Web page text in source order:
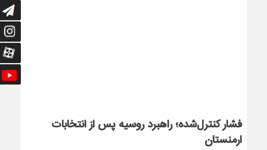
فشار کنترل‌شده؛ راهبرد روسیه پس از انتخابات
ارمنستان